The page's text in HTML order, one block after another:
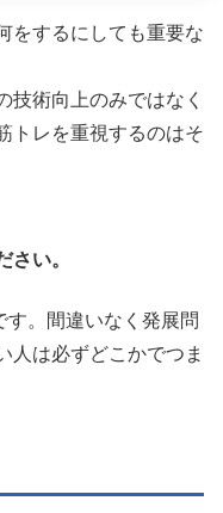
をするにしても重要な
技術向上のみではなく
トレを重視するのはそ
さい。
す。間違いなく発展問
人は必ずどこかでつま